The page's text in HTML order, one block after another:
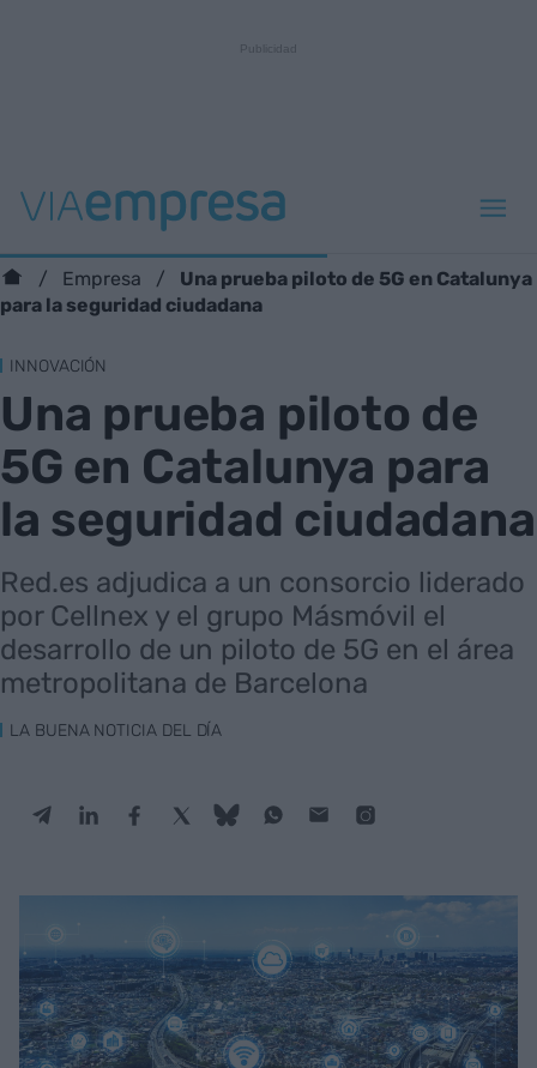
Empresa
Una prueba piloto de 5G en Catalunya
para la seguridad ciudadana
INNOVACIÓN
Una prueba piloto de
5G en Catalunya para
la seguridad ciudadana
Red.es adjudica a un consorcio liderado
por Cellnex y el grupo Másmóvil el
desarrollo de un piloto de 5G en el área
metropolitana de Barcelona
LA BUENA NOTICIA DEL DÍA